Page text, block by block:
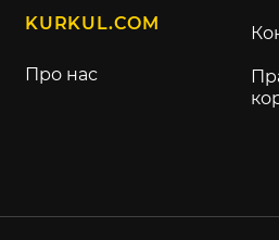
KURKUL.COM
Про нас